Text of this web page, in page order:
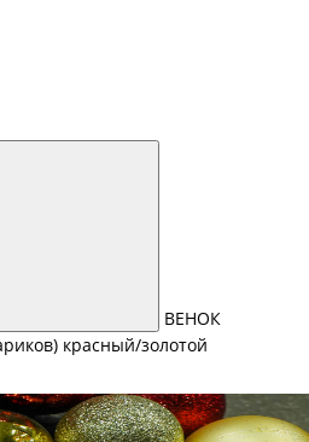
ВЕНОК
красный/золотой